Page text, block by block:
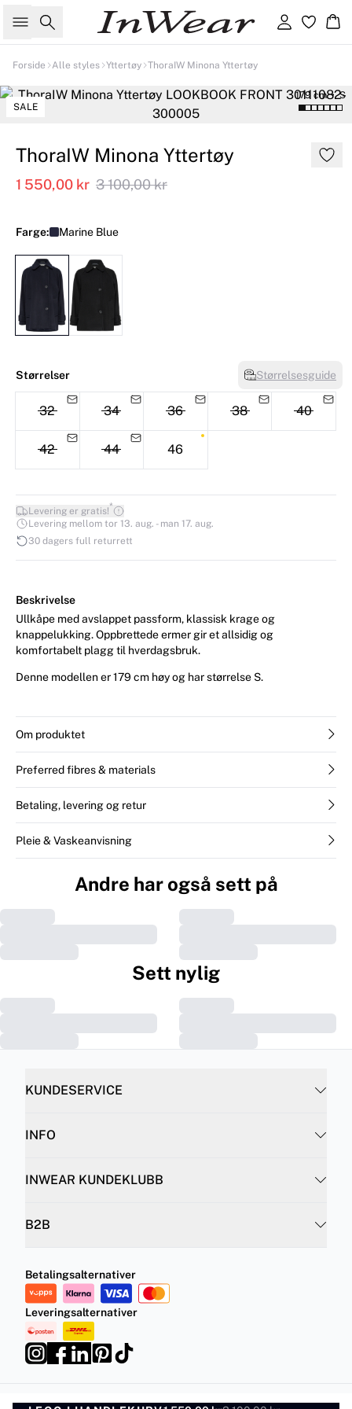
Søk Logg inn
Forside Alle styles Yttertøy ThoraIW Minona Yttertøy
179 cm • S
SALE
ThoraIW Minona Yttertøy
1 550,00 kr 3 100,00 kr
Farge: Marine Blue
Størrelser Størrelsesguide
32 34 36 38 40
42 44 46
Levering er gratis!*
Levering mellom tor 13. aug. - man 17. aug.
30 dagers full returrett
Beskrivelse
Ullkåpe med avslappet passform, klassisk krage og
knappelukking. Oppbrettede ermer gir et allsidig og
komfortabelt plagg til hverdagsbruk.
Denne modellen er 179 cm høy og har størrelse S.
Om produktet
Preferred fibres & materials
Betaling, levering og retur
Pleie & Vaskeanvisning
Andre har også sett på
Sett nylig
KUNDESERVICE
INFO
INWEAR KUNDEKLUBB
B2B
Betalingsalternativer
Leveringsalternativer